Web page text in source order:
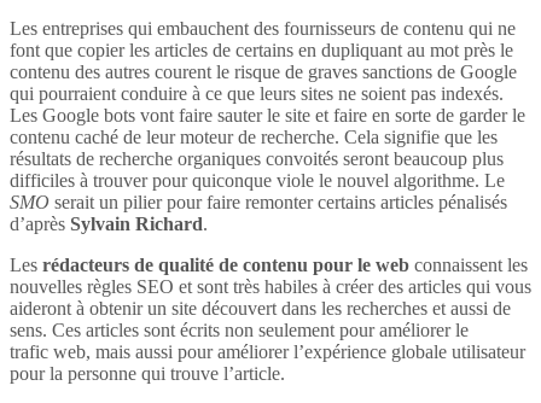
Les entreprises qui embauchent des fournisseurs de contenu qui ne
font que copier les articles de certains en dupliquant au mot près le
contenu des autres courent le risque de graves sanctions de Google
qui pourraient conduire à ce que leurs sites ne soient pas indexés.
Les Google bots vont faire sauter le site et faire en sorte de garder le
contenu caché de leur moteur de recherche. Cela signifie que les
résultats de recherche organiques convoités seront beaucoup plus
difficiles à trouver pour quiconque viole le nouvel algorithme. Le
SMO serait un pilier pour faire remonter certains articles pénalisés
d’après Sylvain Richard.
Les rédacteurs de qualité de contenu pour le web connaissent les
nouvelles règles SEO et sont très habiles à créer des articles qui vous
aideront à obtenir un site découvert dans les recherches et aussi de
sens. Ces articles sont écrits non seulement pour améliorer le
trafic web, mais aussi pour améliorer l’expérience globale utilisateur
pour la personne qui trouve l’article.